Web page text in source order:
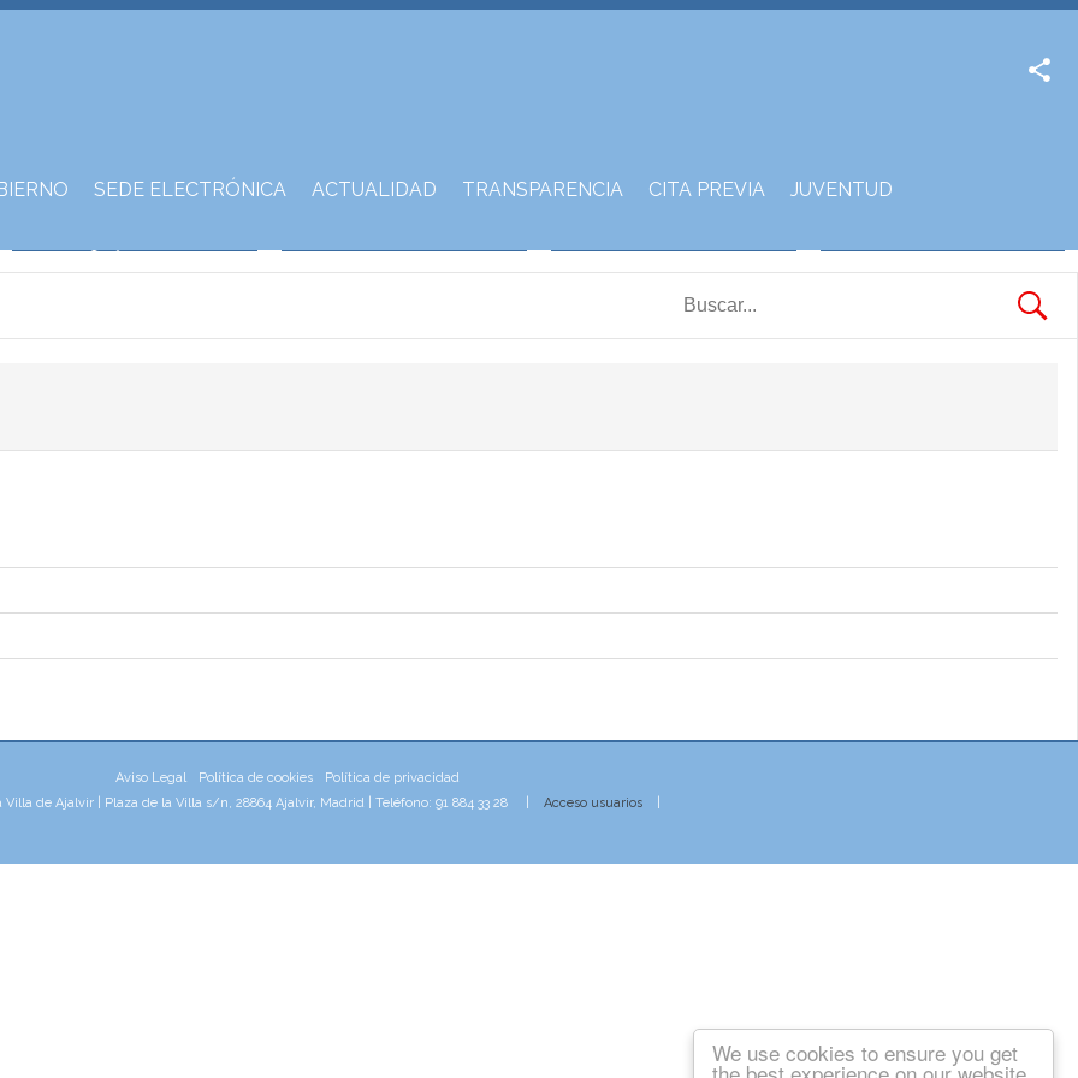
We use cookies to ensure you get
SEDE ELECTRÓNICA ACTUALIDAD TRANSPARENCIA CITA PREVIA JUVENTUD
Aviso Legal Política de cookies
Política de privacidad
de Ajalvir | Plaza de la Villa s/n, 28864 Ajalvir, Madrid | Teléfono: 91 884 33 28 | Acceso usuarios|